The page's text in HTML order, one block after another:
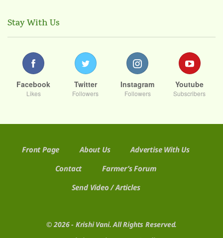
Stay With Us
Facebook
Likes
Twitter
Followers
Instagram
Followers
Youtube
Subscribers
Front Page About Us
Advertise With Us
Contact
Farmer’s Forum
Send Video / Articles
© 2026 - Krishi Vani. All Rights Reserved.